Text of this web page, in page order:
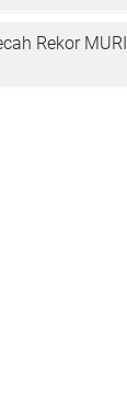
Rekor MURI